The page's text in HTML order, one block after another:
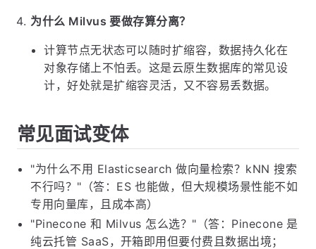
为什么 Milvus 要做存算分离？
计算节点无状态可以随时扩缩容，数据持久化在
对象存储上不怕丢。这是云原生数据库的常见设
计，好处就是扩缩容灵活，又不容易丢数据。
常见面试变体
"为什么不用 Elasticsearch 做向量检索？kNN 搜索
不行吗？"（答：ES 也能做，但大规模场景性能不如
专用向量库，且成本高）
"Pinecone 和 Milvus 怎么选？"（答：Pinecone 是
纯云托管 SaaS，开箱即用但要付费且数据出境；